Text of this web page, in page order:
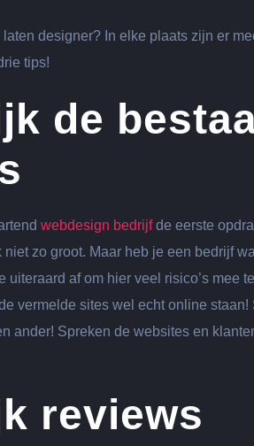
designer? In elke plaats zijn er
tips!
de
webdesign bedrijfde eerste
zo groot. Maar heb je een bedrijf
uiteraard af om hier veel risico’s
vermelde sites wel echt online
ander! Spreken de websites en
reviews